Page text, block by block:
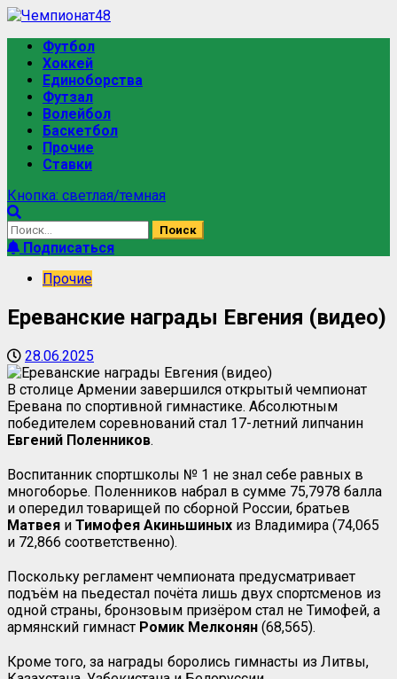
Футбол
Хоккей
Единоборства
Футзал
Волейбол
Баскетбол
Прочие
Ставки
Кнопка: светлая/темная
Подписаться
Прочие
Ереванские награды Евгения (видео)
28.06.2025
В столице Армении завершился открытый чемпионат
Еревана по спортивной гимнастике. Абсолютным
победителем соревнований стал 17-летний липчанин
Евгений Поленников.
Воспитанник спортшколы № 1 не знал себе равных в
многоборье. Поленников набрал в сумме 75,7978 балла
и опередил товарищей по сборной России, братьев
Матвея и Тимофея Акиньшиных из Владимира (74,065
и 72,866 соответственно).
Поскольку регламент чемпионата предусматривает
подъём на пьедестал почёта лишь двух спортсменов из
одной страны, бронзовым призёром стал не Тимофей, а
армянский гимнаст Ромик Мелконян (68,565).
Кроме того, за награды боролись гимнасты из Литвы,